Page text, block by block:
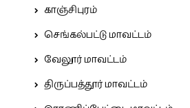
காஞ்சிபுரம்
செங்கல்பட்டு மாவட்டம்
வேலூர் மாவட்டம்
திருப்பத்தூர் மாவட்டம்